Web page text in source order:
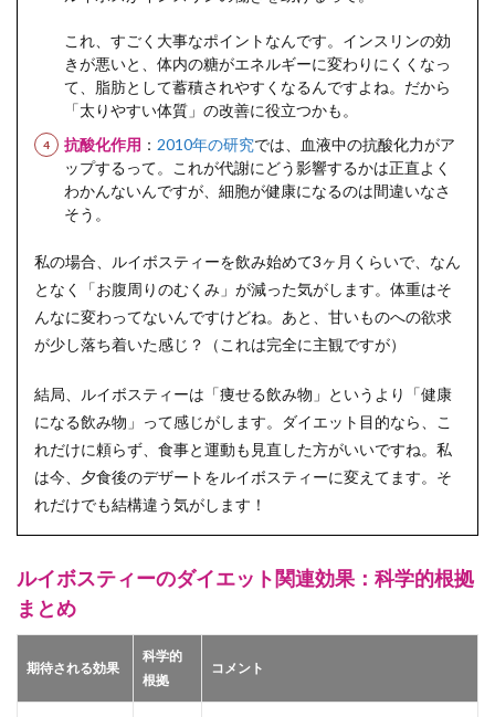
これ、すごく大事なポイントなんです。インスリンの効
きが悪いと、体内の糖がエネルギーに変わりにくくなっ
て、脂肪として蓄積されやすくなるんですよね。だから
「太りやすい体質」の改善に役立つかも。
抗酸化作用 ： 2010年の研究では、血液中の抗酸化力がア
ップするって。これが代謝にどう影響するかは正直よく
わかんないんですが、細胞が健康になるのは間違いなさ
そう。
私の場合、ルイボスティーを飲み始めて3ヶ月くらいで、なん
となく「お腹周りのむくみ」が減った気がします。体重はそ
んなに変わってないんですけどね。あと、甘いものへの欲求
が少し落ち着いた感じ？（これは完全に主観ですが）
結局、ルイボスティーは「痩せる飲み物」というより「健康
になる飲み物」って感じがします。ダイエット目的なら、こ
れだけに頼らず、食事と運動も見直した方がいいですね。私
は今、夕食後のデザートをルイボスティーに変えてます。そ
れだけでも結構違う気がします！
ルイボスティーのダイエット関連効果：科学的根拠
まとめ
期待される効果
科学的
根拠
コメント